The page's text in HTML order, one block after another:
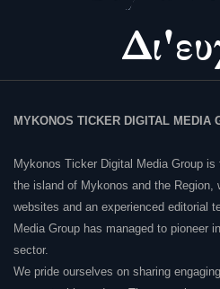
MYKONOS TICKER DIGITAL MEDIA
Mykonos Ticker Digital Media Group
the island of Mykonos and the Region,
websites and an experienced editorial
Media Group has managed to pioneer
sector.
We pride ourselves on sharing